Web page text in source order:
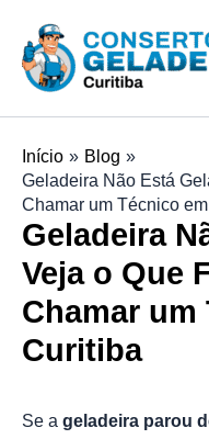
para
Início
Blog
Geladeira Não Está
Chamar um Técnico
Geladeira
Veja o Que
Chamar um
Curitiba
Se a geladeira parou